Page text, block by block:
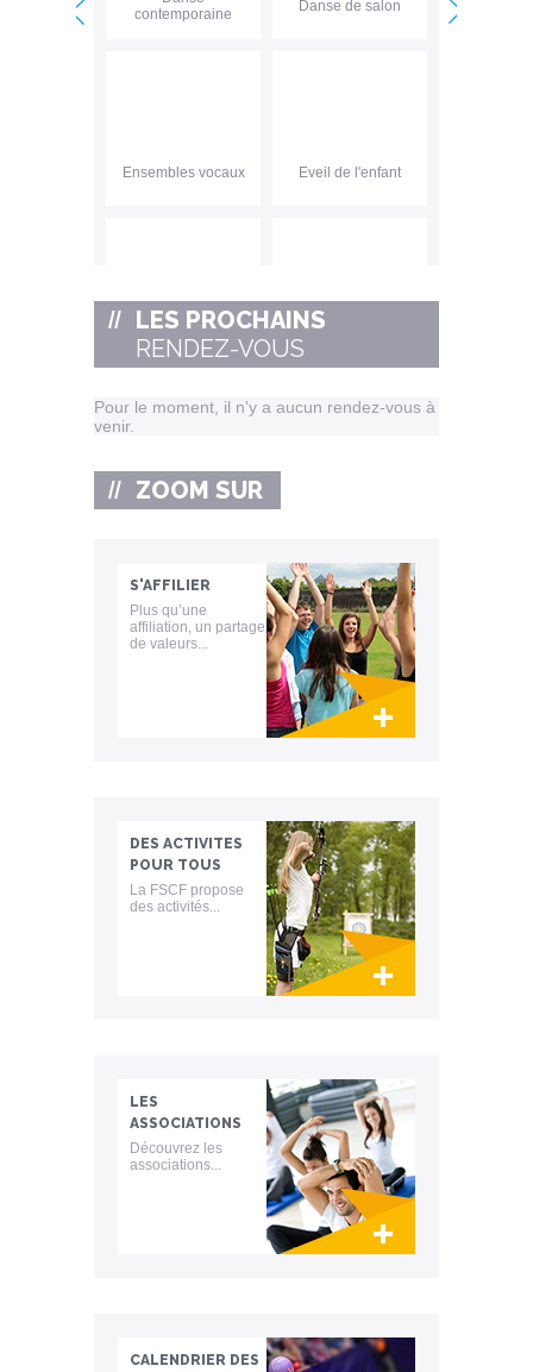
contemporaine
Danse de salon
Ensembles vocaux Eveil de l'enfant
Eveil des premiers
pas
Gym Form'
Zumba
LES PROCHAINS
RENDEZ-VOUS
Pour le moment, il n'y a aucun rendez-vous à
venir.
ZOOM SUR
S'AFFILIER
Plus qu’une
affiliation, un partage
de valeurs...
DES ACTIVITES
POUR TOUS
La FSCF propose
des activités...
LES
ASSOCIATIONS
Découvrez les
associations...
CALENDRIER DES